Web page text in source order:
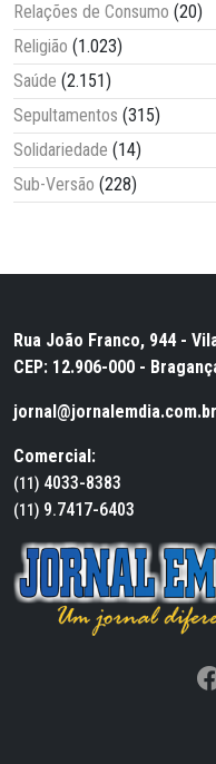
Relações de Consumo (20)
Religião (1.023)
Saúde (2.151)
Sepultamentos (315)
Solidariedade (14)
Sub-Versão (228)
Rua João Franco, 944 -
CEP: 12.906-000 -
jornal@jornalemdia.com.br
Comercial:
(11) 4033-8383
(11) 9.7417-6403